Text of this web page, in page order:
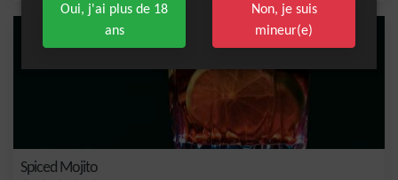
Spiced Mojito
Oui, j'ai plus de 18
ans
Non, je suis
mineur(e)